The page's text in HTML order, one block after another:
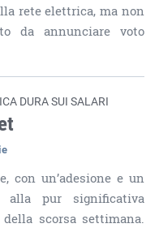
rete elettrica, ma non
da annunciare voto
DURA SUI SALARI
con un’adesione e un
alla pur significativa
della scorsa settimana.